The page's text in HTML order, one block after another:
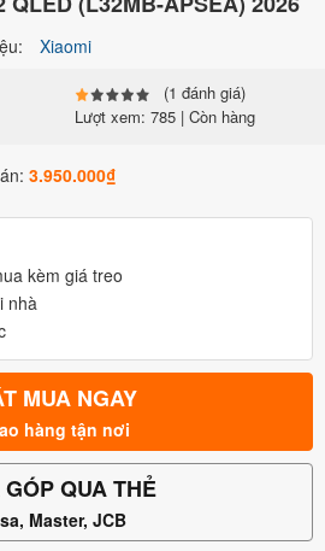
Xiaomi
(1 đánh giá)
Lượt xem: 785 | Còn hàng
3.950.000₫
kèm giá treo
nhà
MUA NGAY
hàng tận nơi
QUA THẺ
Master, JCB